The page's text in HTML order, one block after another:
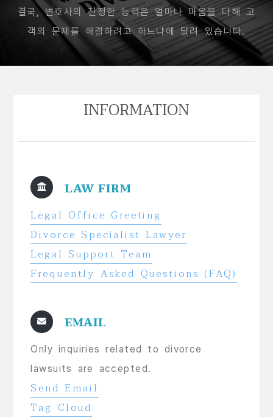
결국, 변호사의 진정한 능력은 얼마나 마음을 다해 고
객의 문제를 해결하려고 하느냐에 달려 있습니다.
INFORMATION
LAW FIRM
Legal Office Greeting
Divorce Specialist Lawyer
Legal Support Team
Frequently Asked Questions (FAQ)
EMAIL
Only inquiries related to divorce
lawsuits are accepted.
Send Email
Tag Cloud